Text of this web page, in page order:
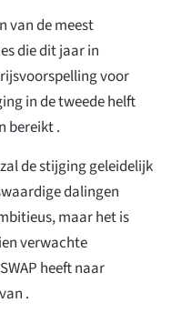
van de meest
die dit jaar in
voor
in de tweede helft
bereikt.
de stijging geleidelijk
dalingen
maar het is
verwachte
heeft naar
.